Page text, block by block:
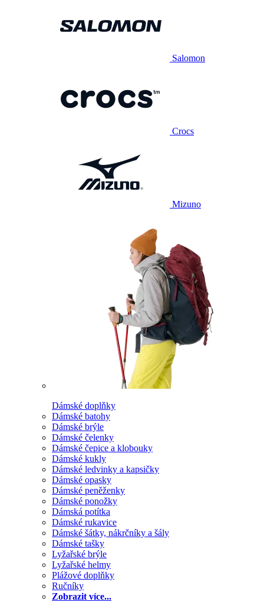
Salomon
Crocs
Mizuno
Dámské doplňky
Dámské batohy
Dámské brýle
Dámské čelenky
Dámské čepice a klobouky
Dámské kukly
Dámské ledvinky a kapsičky
Dámské opasky
Dámské peněženky
Dámské ponožky
Dámská potítka
Dámské rukavice
Dámské šátky, nákrčníky a šály
Dámské tašky
Lyžařské brýle
Lyžařské helmy
Plážové doplňky
Ručníky
Zobrazit více...